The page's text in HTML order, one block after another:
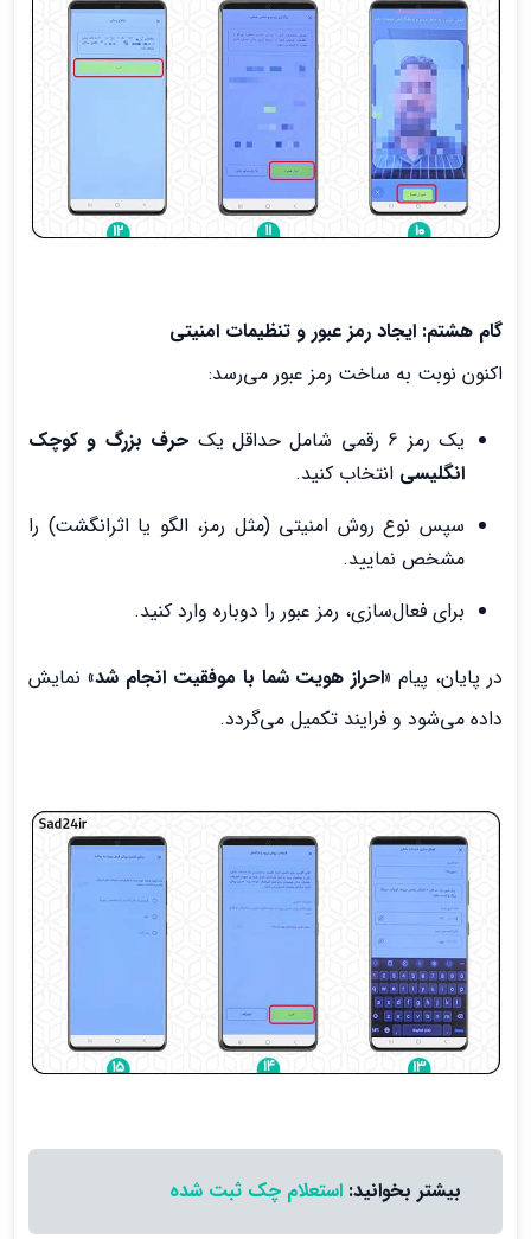
گام هشتم: ایجاد رمز عبور و تنظیمات امنیتی
اکنون نوبت به ساخت رمز عبور می‌رسد:
یک رمز 6 رقمی شامل حداقل یک
حرف بزرگ و کوچک
انگلیسی انتخاب کنید.
سپس نوع روش امنیتی (مثل رمز، الگو یا اثرانگشت) را
مشخص نمایید.
برای فعال‌سازی، رمز عبور را دوباره وارد کنید.
در پایان، پیام «احراز هویت شما با موفقیت انجام شد» نمایش
داده می‌شود و فرایند تکمیل می‌گردد.
بیشتر بخوانید:استعلام چک ثبت شده